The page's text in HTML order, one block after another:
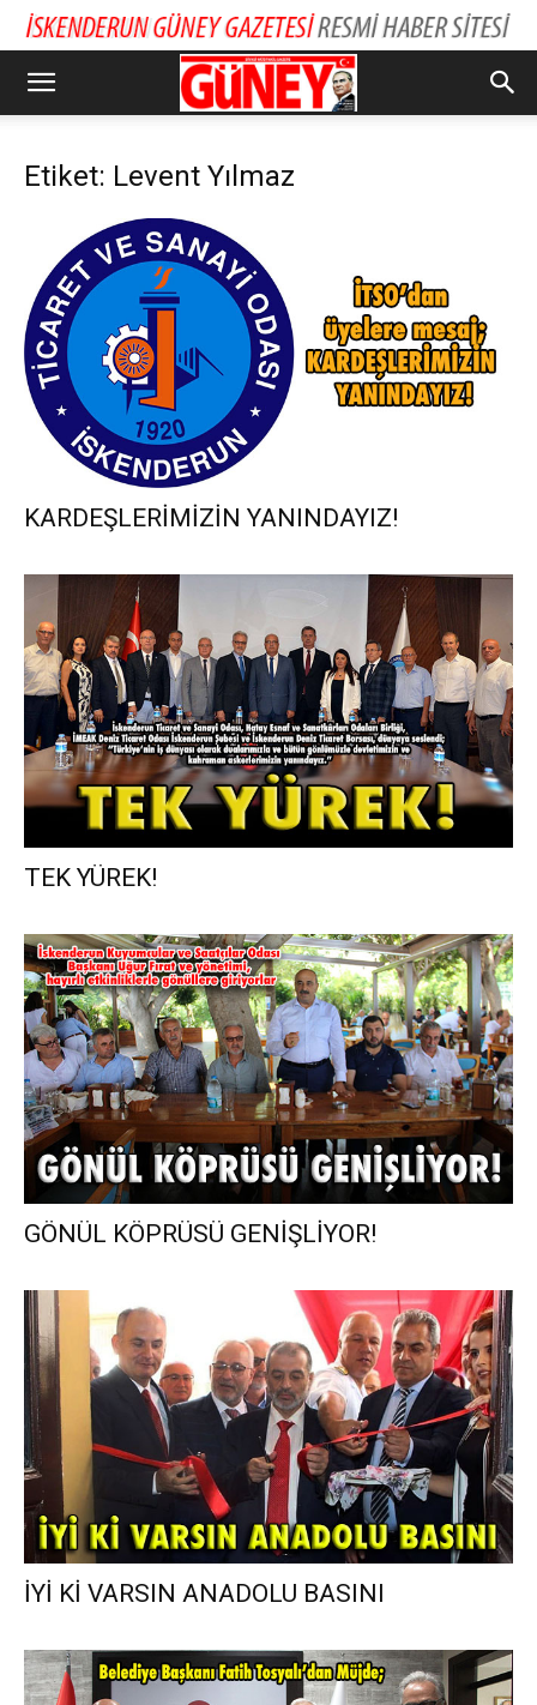
Etiket: Levent Yılmaz
KARDEŞLERİMİZİN YANINDAYIZ!
TEK YÜREK!
GÖNÜL KÖPRÜSÜ GENİŞLİYOR!
İYİ Kİ VARSIN ANADOLU BASINI